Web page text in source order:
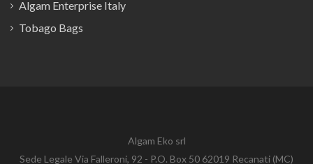
Algam Enterprise Italy
Tobago Bags
Algam Eko srl
Sede Legale Via Falleroni, 92 - P.O. Box 50 62019 Recanati (MC)